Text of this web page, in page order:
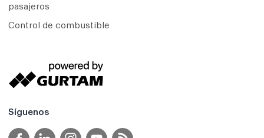
pasajeros
Control de combustible
Síguenos